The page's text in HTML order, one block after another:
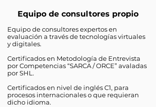
Equipo de consultores propio
Equipo de consultores expertos en
evaluación a través de tecnologías virtuales
y digitales.
Certificados en Metodología de Entrevista
por Competencias “SARCA / ORCE” avaladas
por SHL.
Certificados en nivel de inglés C1, para
procesos internacionales o que requieran
dicho idioma.